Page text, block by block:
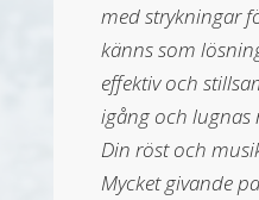
med strykningar
känns som
effektiv och
igång och lugnas
Din röst och
Mycket givande